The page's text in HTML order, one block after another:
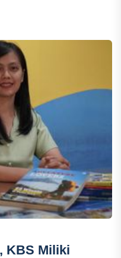
KBS Miliki